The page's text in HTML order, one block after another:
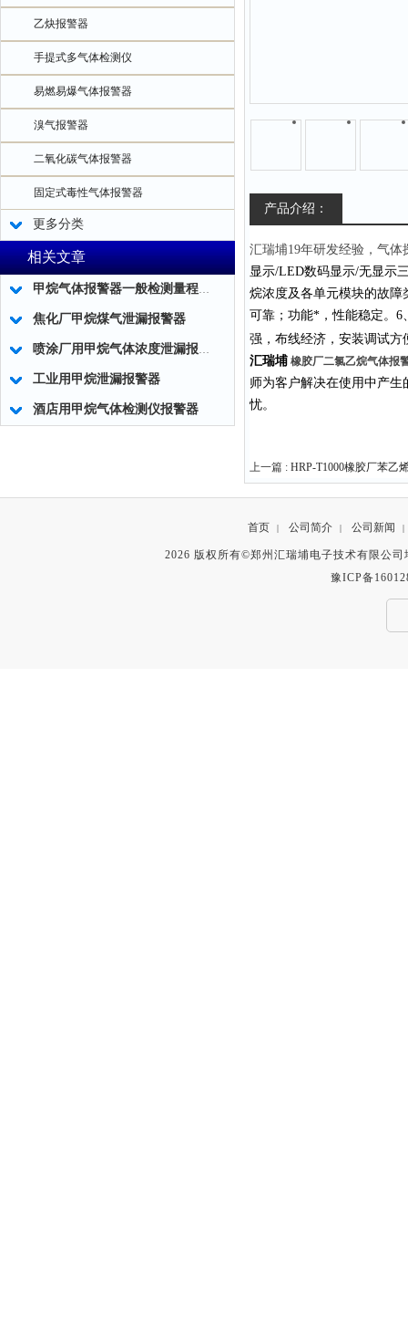
乙炔报警器
手提式多气体检测仪
易燃易爆气体报警器
溴气报警器
二氧化碳气体报警器
固定式毒性气体报警器
更多分类
相关文章
甲烷气体报警器一般检测量程值说明
焦化厂甲烷煤气泄漏报警器
喷涂厂用甲烷气体浓度泄漏报警器
工业用甲烷泄漏报警器
酒店用甲烷气体检测仪报警器
产品介绍：
汇瑞埔19年研发经验，气
显示/LED数码显示/无显示
烷浓度及各单元模块的故障
可靠；功能*，性能稳定。 6
强，布线经济，安装调试方
汇瑞埔 橡胶厂二氯乙烷气体报
师为客户解决在使用中产
忧。
上一篇 : HRP-T1000橡胶厂苯乙
首页 | 公司简介 | 公司新闻 |
2026 版权所有©郑州汇瑞埔电子技术有限公
豫ICP备